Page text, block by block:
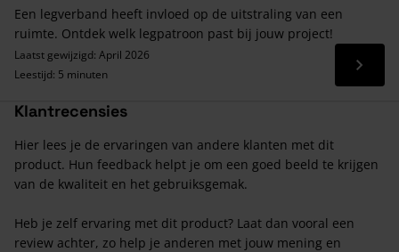
Een legverband heeft invloed op de uitstraling van een
ruimte. Ontdek welk legpatroon past bij jouw project!
Laatst gewijzigd: April 2026
Leestijd: 5 minuten
Lees
Klantrecensies
Hier lees je de ervaringen van andere klanten met dit
product. Hun feedback helpt je om een goed beeld te krijgen
van de kwaliteit en het gebruiksgemak.
Heb je zelf ervaring met dit product? Laat dan vooral een
review achter, zo help je anderen met jouw mening en